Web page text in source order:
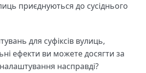
приєднуються до сусіднього
для суфіксів вулиць,
ефекти ви можете досягти за
насправді?